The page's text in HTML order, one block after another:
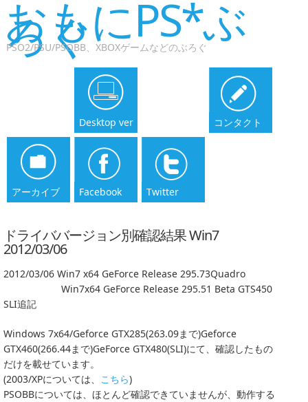
おもにPS*ぶ
ろぐ
PSO2/PSU/PSOBB、XBOXゲームなどのぶろぐ
Desktop ver コンタクト
アーカイブ Facebook Twitter
ドライババージョン別確認結果 Win7
2012/03/06
2012/03/06 Win7 x64 GeForce Release 295.73Quadro
Win7x64 GeForce Release 295.51 Beta GTS450
SLI追記
Windows 7x64/Geforce GTX285(263.09まで)Geforce
GTX460(266.44まで)GeForce GTX480(SLI)にて、確認したもの
だけを載せています。
(2003/XPについては、 こちら)
PSOBBについては、ほとんど確認できていませんが、動作する